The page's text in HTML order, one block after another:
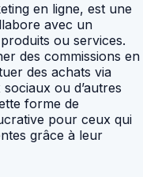
en ligne, est une
avec un
ou services.
des commissions en
des achats via
ou d’autres
forme de
pour ceux qui
grâce à leur